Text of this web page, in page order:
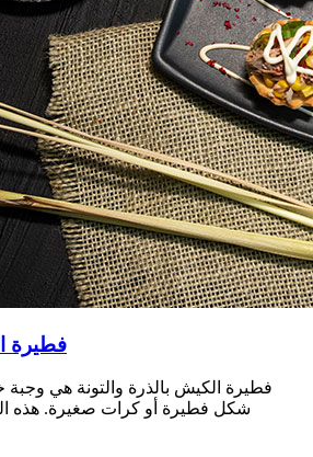
فطيرة
فطيرة الكيش بالذرة والتونة هي وجبة
شكل فطيرة أو كرات صغيرة. هذه